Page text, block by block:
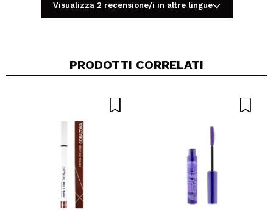
Condividi un video o una foto
Consiglieresti questo acquisto?
Visualizza 2 recensione/i in altre lingue
PRODOTTI CORRELATI